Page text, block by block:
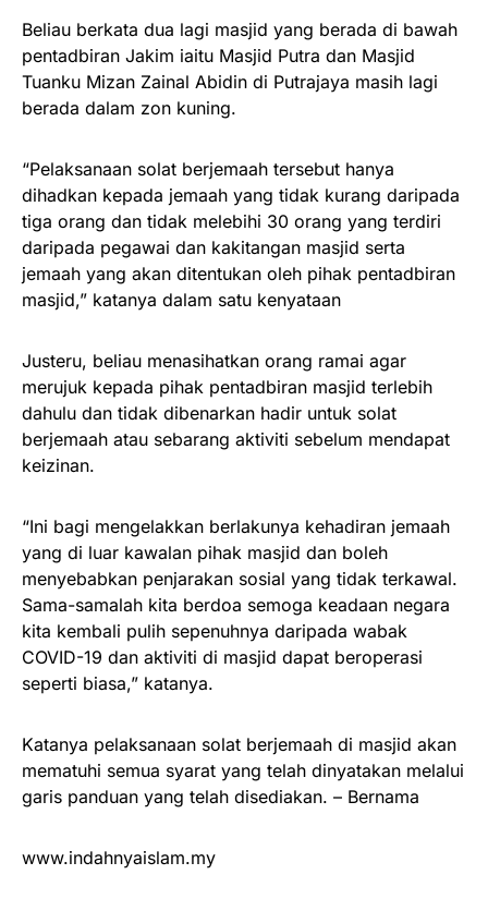
Beliau berkata dua lagi masjid yang berada di bawah
pentadbiran Jakim iaitu Masjid Putra dan Masjid
Tuanku Mizan Zainal Abidin di Putrajaya masih lagi
berada dalam zon kuning.
“Pelaksanaan solat berjemaah tersebut hanya
dihadkan kepada jemaah yang tidak kurang daripada
tiga orang dan tidak melebihi 30 orang yang terdiri
daripada pegawai dan kakitangan masjid serta
jemaah yang akan ditentukan oleh pihak pentadbiran
masjid,” katanya dalam satu kenyataan
Justeru, beliau menasihatkan orang ramai agar
merujuk kepada pihak pentadbiran masjid terlebih
dahulu dan tidak dibenarkan hadir untuk solat
berjemaah atau sebarang aktiviti sebelum mendapat
keizinan.
“Ini bagi mengelakkan berlakunya kehadiran jemaah
yang di luar kawalan pihak masjid dan boleh
menyebabkan penjarakan sosial yang tidak terkawal.
Sama-samalah kita berdoa semoga keadaan negara
kita kembali pulih sepenuhnya daripada wabak
COVID-19 dan aktiviti di masjid dapat beroperasi
seperti biasa,” katanya.
Katanya pelaksanaan solat berjemaah di masjid akan
mematuhi semua syarat yang telah dinyatakan melalui
garis panduan yang telah disediakan. – Bernama
www.indahnyaislam.my